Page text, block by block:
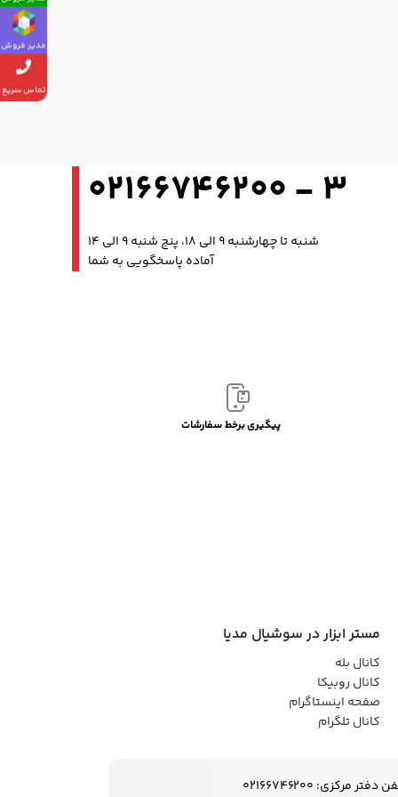
3 - 02166746200
شنبه تا چهارشنبه 9 الی 18، پنج شنبه 9 الی 14
آماده پاسخگویی به شما
پیگیری برخط سفارشات
مستر ابزار در سوشیال مدیا
کانال بله
کانال روبیکا
صفحه اینستاگرام
کانال تلگرام
دفتر مرکزی: 02166746200
مدیر فروش
تماس سریع